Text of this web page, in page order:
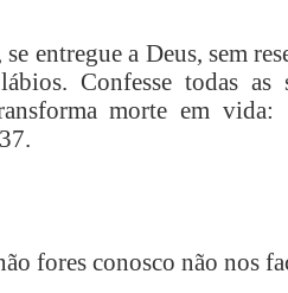
entregue a Deus, sem
Confesse todas as
morte em vida:
fores conosco não nos